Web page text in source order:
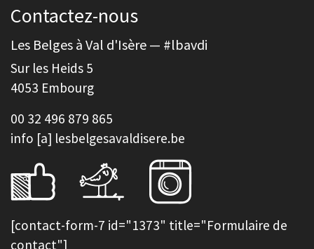
Contactez-nous
Les Belges à Val d'Isère — #lbavdi
Sur les Heids 5
4053 Embourg
00 32 496 879 865
info [a] lesbelgesavaldisere.be
[contact-form-7 id="1373" title="Formulaire de
contact"]